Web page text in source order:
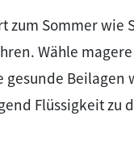
zum Sommer wie
Wähle
gesunde Beilagen
Flüssigkeit zu